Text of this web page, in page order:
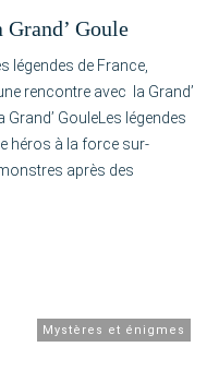
Grand’ Goule
légendes de France,
rencontre avec la Grand’
Grand’ GouleLes légendes
héros à la force sur-
après des
Mystères et énigmes